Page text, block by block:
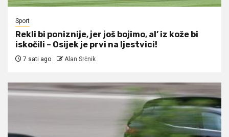
Sport
Rekli bi poniznije, jer još bojimo, al’ iz kože bi
iskočili – Osijek je prvi na ljestvici!
7 sati ago Alan Srčnik